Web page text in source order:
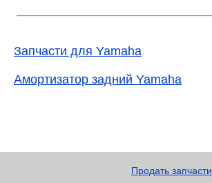
Запчасти для Yamaha
Амортизатор задний Yamaha
Продать запчасти